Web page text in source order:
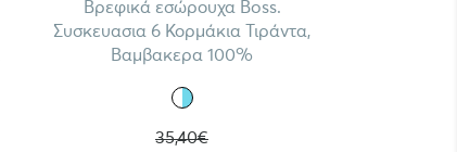
Βρεφικά εσώρουχα Boss.
Συσκευασια 6 Κορμάκια Τιράντα,
Βαμβακερα 100%
35,40€